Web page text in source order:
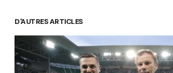
Your Name*
D'AUTRES ARTICLES